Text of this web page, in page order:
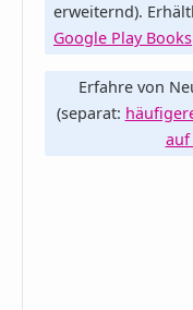
erweiternd).
Google Play Books
Erfahre von
(separat:
auf